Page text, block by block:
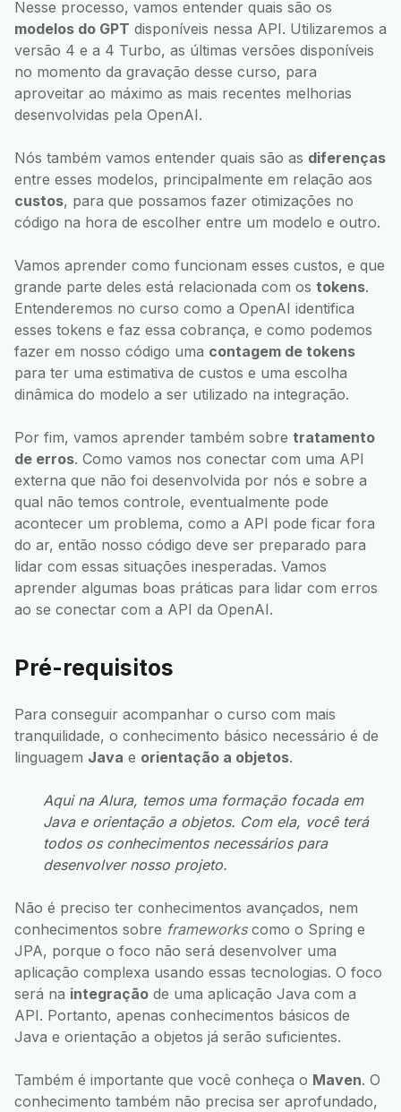
Nesse processo, vamos entender quais são os
modelos do GPT disponíveis nessa API. Utilizaremos a
versão 4 e a 4 Turbo, as últimas versões disponíveis
no momento da gravação desse curso, para
aproveitar ao máximo as mais recentes melhorias
desenvolvidas pela OpenAI.
Nós também vamos entender quais são as diferenças
entre esses modelos, principalmente em relação aos
custos, para que possamos fazer otimizações no
código na hora de escolher entre um modelo e outro.
Vamos aprender como funcionam esses custos, e que
grande parte deles está relacionada com os tokens.
Entenderemos no curso como a OpenAI identifica
esses tokens e faz essa cobrança, e como podemos
fazer em nosso código uma contagem de tokens
para ter uma estimativa de custos e uma escolha
dinâmica do modelo a ser utilizado na integração.
Por fim, vamos aprender também sobre tratamento
de erros. Como vamos nos conectar com uma API
externa que não foi desenvolvida por nós e sobre a
qual não temos controle, eventualmente pode
acontecer um problema, como a API pode ficar fora
do ar, então nosso código deve ser preparado para
lidar com essas situações inesperadas. Vamos
aprender algumas boas práticas para lidar com erros
ao se conectar com a API da OpenAI.
Pré-requisitos
Para conseguir acompanhar o curso com mais
tranquilidade, o conhecimento básico necessário é de
linguagem Java e orientação a objetos.
Aqui na Alura, temos uma formação focada em
Java e orientação a objetos. Com ela, você terá
todos os conhecimentos necessários para
desenvolver nosso projeto.
Não é preciso ter conhecimentos avançados, nem
conhecimentos sobre frameworkscomo o Spring e
JPA, porque o foco não será desenvolver uma
aplicação complexa usando essas tecnologias. O foco
será na integração de uma aplicação Java com a
API. Portanto, apenas conhecimentos básicos de
Java e orientação a objetos já serão suficientes.
Também é importante que você conheça o Maven. O
conhecimento também não precisa ser aprofundado,